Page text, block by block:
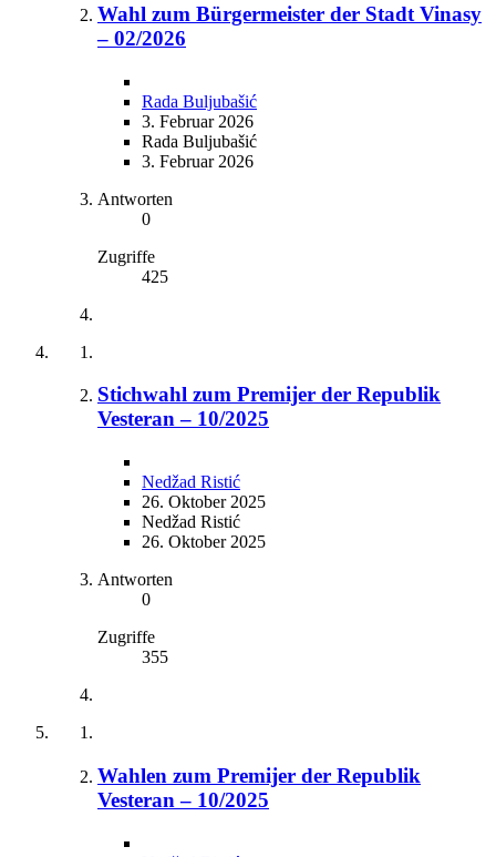
Wahl zum Bürgermeister der Stadt Vinasy
– 02/2026
Rada Buljubašić
3. Februar 2026
Rada Buljubašić
3. Februar 2026
Antworten
0
Zugriffe
425
Stichwahl zum Premijer der Republik
Vesteran – 10/2025
Nedžad Ristić
26. Oktober 2025
Nedžad Ristić
26. Oktober 2025
Antworten
0
Zugriffe
355
Wahlen zum Premijer der Republik
Vesteran – 10/2025